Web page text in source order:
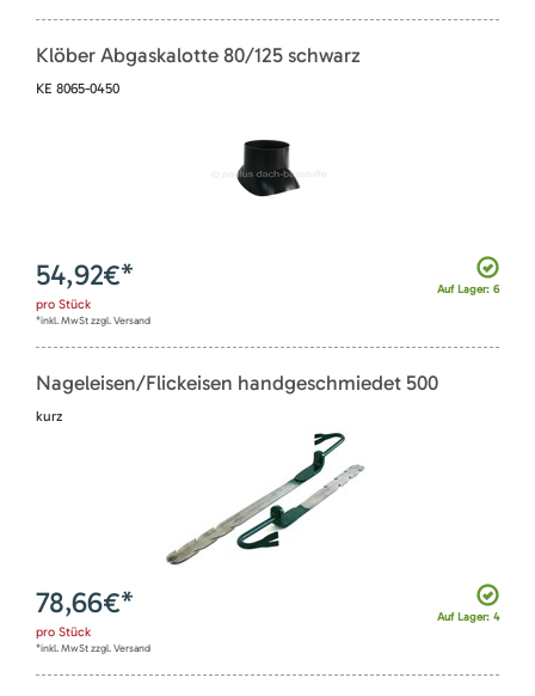
Klöber Abgaskalotte 80/125 schwarz
KE 8065-0450
Auf Lager: 6
54,92€*
pro Stück
*inkl. MwSt zzgl. Versand
Nageleisen/Flickeisen handgeschmiedet 500
kurz
Auf Lager: 4
78,66€*
pro Stück
*inkl. MwSt zzgl. Versand